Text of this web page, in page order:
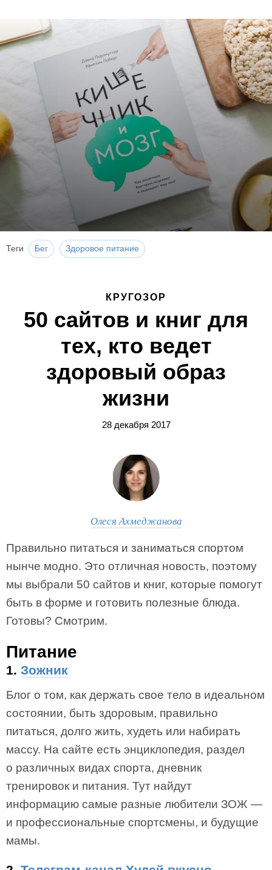
Теги Бег Здоровое питание
КРУГОЗОР
50 сайтов и книг для
тех, кто ведет
здоровый образ
жизни
28 декабря 2017
Олеся Ахмеджанова
Правильно питаться и заниматься спортом
нынче модно. Это отличная новость, поэтому
мы выбрали 50 сайтов и книг, которые помогут
быть в форме и готовить полезные блюда.
Готовы? Смотрим.
Питание
1. Зожник
Блог о том, как держать свое тело в идеальном
состоянии, быть здоровым, правильно
питаться, долго жить, худеть или набирать
массу. На сайте есть энциклопедия, раздел
о различных видах спорта, дневник
тренировок и питания. Тут найдут
информацию самые разные любители ЗОЖ —
и профессиональные спортсмены, и будущие
мамы.